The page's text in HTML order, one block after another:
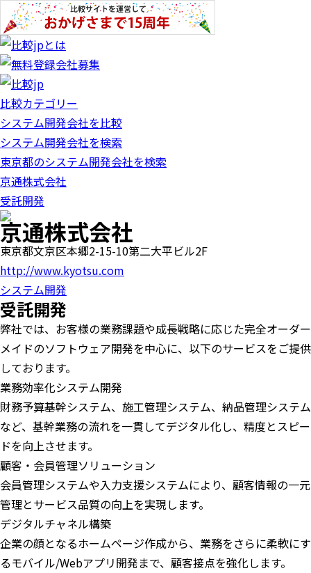
比較カテゴリー
システム開発会社を比較
システム開発会社を検索
東京都のシステム開発会社を検索
京通株式会社
受託開発
京通株式会社
東京都文京区本郷2-15-10第二大平ビル2F
http://www.kyotsu.com
システム開発
受託開発
弊社では、お客様の業務課題や成長戦略に応じた完全オーダー
メイドのソフトウェア開発を中心に、以下のサービスをご提供
しております。
業務効率化システム開発
財務予算基幹システム、施工管理システム、納品管理システム
など、基幹業務の流れを一貫してデジタル化し、精度とスピー
ドを向上させます。
顧客・会員管理ソリューション
会員管理システムや入力支援システムにより、顧客情報の一元
管理とサービス品質の向上を実現します。
デジタルチャネル構築
企業の顔となるホームページ作成から、業務をさらに柔軟にす
るモバイル/Webアプリ開発まで、顧客接点を強化します。